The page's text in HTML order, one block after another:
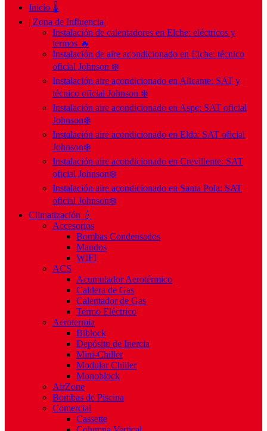
Inicio 🌡️
| Zona de Influencia |
Instalación de calentadores en Elche: eléctricos y
termos 🔥
Instalación de aire acondicionado en Elche: técnico
oficial Johnson ❄️
Instalación aire acondicionado en Alicante: SAT y
técnico oficial Johnson ❄️
Instalación aire acondicionado en Aspe: SAT oficial
Johnson❄️
Instalación aire acondicionado en Elda: SAT oficial
Johnson❄️
Instalación aire acondicionado en Crevillente: SAT
oficial Johnson❄️
Instalación aire acondicionado en Santa Pola: SAT
oficial Johnson❄️
Climatización 💧
Accesorios
Bombas Condensados
Mandos
WIFI
ACS
Acumulador Aerotérmico
Caldera de Gas
Calentador de Gas
Termo Eléctrico
Aerotermia
Biblock
Depósito de Inercia
Mini-Chiller
Modular Chiller
Monoblock
AirZone
Bombas de Piscina
Comercial
Cassette